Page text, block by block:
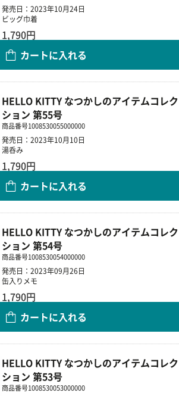
発売日：2023年10月24日
ビッグ巾着
1,790円
カートに入れる
HELLO KITTY なつかしのアイテムコレク
ション 第55号
商品番号1008530055000000
発売日：2023年10月10日
湯呑み
1,790円
カートに入れる
HELLO KITTY なつかしのアイテムコレク
ション 第54号
商品番号1008530054000000
発売日：2023年09月26日
缶入りメモ
1,790円
カートに入れる
HELLO KITTY なつかしのアイテムコレク
ション 第53号
商品番号1008530053000000